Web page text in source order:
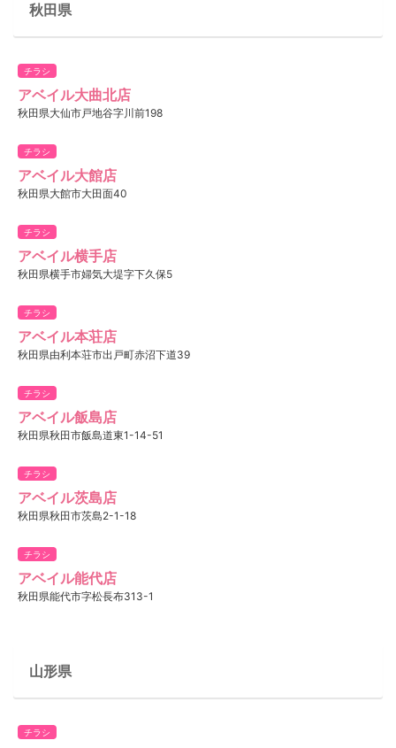
秋田県
チラシ
アベイル大曲北店
秋田県大仙市戸地谷字川前198
チラシ
アベイル大館店
秋田県大館市大田面40
チラシ
アベイル横手店
秋田県横手市婦気大堤字下久保5
チラシ
アベイル本荘店
秋田県由利本荘市出戸町赤沼下道39
チラシ
アベイル飯島店
秋田県秋田市飯島道東1-14-51
チラシ
アベイル茨島店
秋田県秋田市茨島2-1-18
チラシ
アベイル能代店
秋田県能代市字松長布313-1
山形県
チラシ